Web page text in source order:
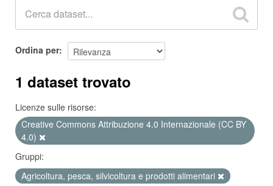
Ordina per
1 dataset trovato
Licenze sulle risorse:
Creative Commons Attribuzione 4.0 Internazionale (CC BY
4.0)
Gruppi:
Agricoltura, pesca, silvicoltura e prodotti alimentari